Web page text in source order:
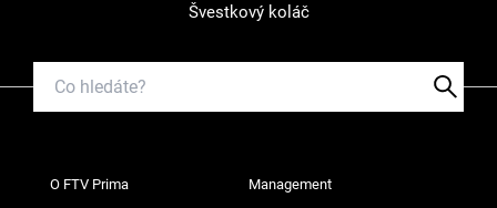
Švestkový koláč
O FTV Prima Management